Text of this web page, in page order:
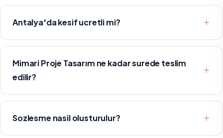
Antalya'da kesif ucretli mi?
Mimari Proje Tasarım ne kadar surede teslim
edilir?
Sozlesme nasil olusturulur?